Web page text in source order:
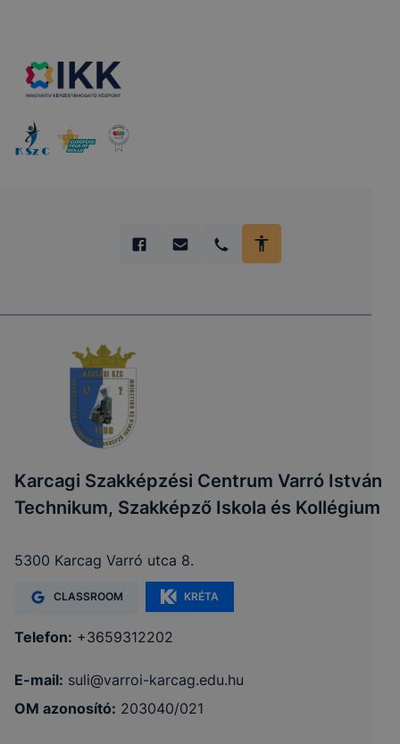
Karcagi Szakképzési Centrum Varró István
Technikum, Szakképző Iskola és Kollégium
5300 Karcag Varró utca 8.
CLASSROOM KRÉTA
Telefon: +3659312202
E-mail: suli@varroi-karcag.edu.hu
OM azonosító: 203040/021